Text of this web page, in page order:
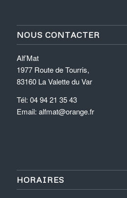
NOUS CONTACTER
Alf’Mat
1977 Route de Tourris,
83160 La Valette du Var
Tél: 04 94 21 35 43
Email: alfmat@orange.fr
HORAIRES